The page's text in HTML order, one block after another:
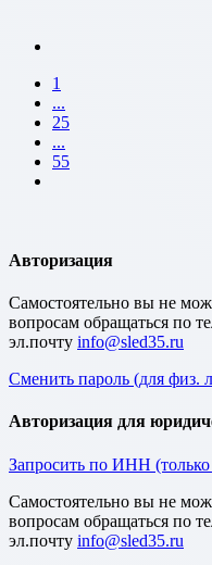
1
...
25
...
55
Авторизация
Cамостоятельно вы не
вопросам обращаться по
эл.почту
Сменить пароль (для физ.
Авторизация для
Запросить по ИНН
Cамостоятельно вы не
вопросам обращаться по
эл.почту